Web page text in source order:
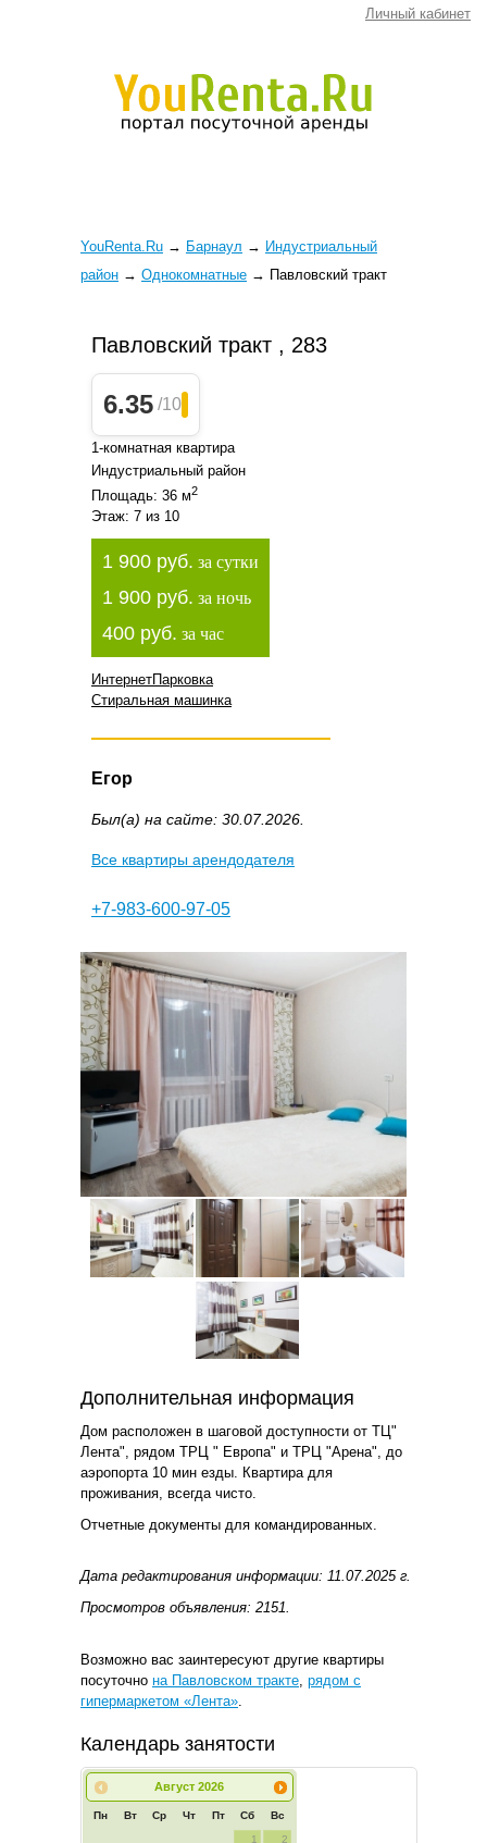
Личный кабинет
YouRenta.Ru → Барнаул → Индустриальный
район → Однокомнатные → Павловский тракт
Павловский тракт , 283
6.35 /10
1-комнатная квартира
Индустриальный район
Площадь: 36 м2
Этаж: 7 из 10
1 900 руб. за сутки
1 900 руб. за ночь
400 руб. за час
ИнтернетПарковка
Стиральная машинка
Егор
Был(а) на сайте: 30.07.2026.
Все квартиры арендодателя
+7-983-600-97-05
Дополнительная информация
Дом расположен в шаговой доступности от ТЦ"
Лента", рядом ТРЦ " Европа" и ТРЦ "Арена", до
аэропорта 10 мин езды. Квартира для
проживания, всегда чисто.
Отчетные документы для командированных.
Дата редактирования информации: 11.07.2025 г.
Просмотров объявления: 2151.
Возможно вас заинтересуют другие квартиры
посуточно на Павловском тракте рядом с
гипермаркетом «Лента»
Календарь занятости
Август 2026
Пн Вт Ср Чт Пт Сб Вс
1
2